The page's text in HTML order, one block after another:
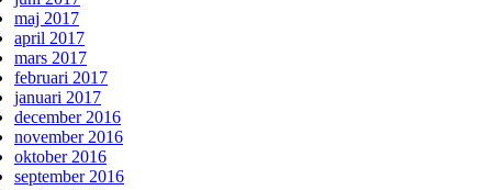
maj 2017
april 2017
mars 2017
februari 2017
januari 2017
december 2016
november 2016
oktober 2016
september 2016